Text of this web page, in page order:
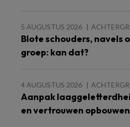
5 AUGUSTUS 2026
Blote schouders, navels
groep: kan dat?
4 AUGUSTUS 2026
Aanpak
en vertrouwen opbouwen